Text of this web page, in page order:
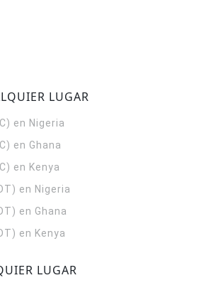
LUGAR
en Nigeria
en Ghana
en Kenya
en Nigeria
en Ghana
en Kenya
LUGAR